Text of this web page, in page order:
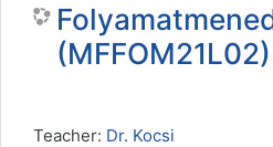
(MFFOM21L02)
Teacher: Dr. Kocsi